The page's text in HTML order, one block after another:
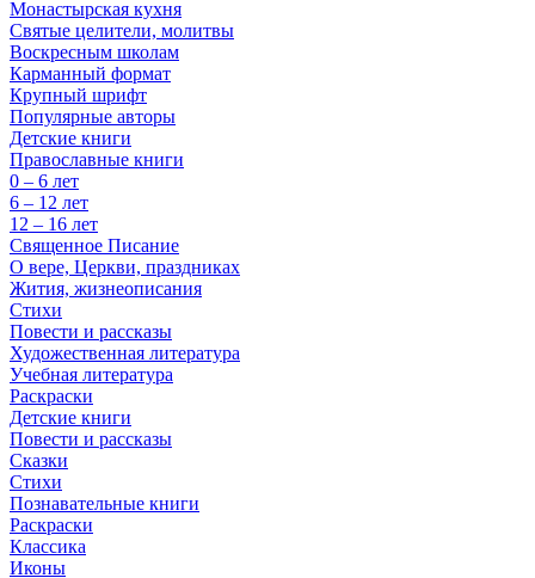
Монастырская кухня
Святые целители, молитвы
Воскресным школам
Карманный формат
Крупный шрифт
Популярные авторы
Детские книги
Православные книги
0 – 6 лет
6 – 12 лет
12 – 16 лет
Священное Писание
О вере, Церкви, праздниках
Жития, жизнеописания
Стихи
Повести и рассказы
Художественная литература
Учебная литература
Раскраски
Детские книги
Повести и рассказы
Сказки
Стихи
Познавательные книги
Раскраски
Классика
Иконы